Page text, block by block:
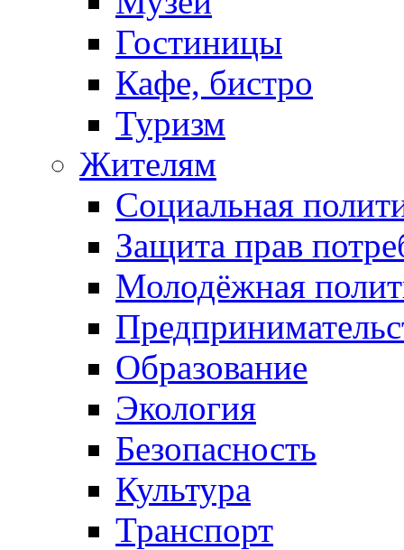
Гостиницы
Кафе, бистро
Туризм
Жителям
Социальная
Защита прав
Молодёжная
Образование
Экология
Безопасность
Культура
Транспорт